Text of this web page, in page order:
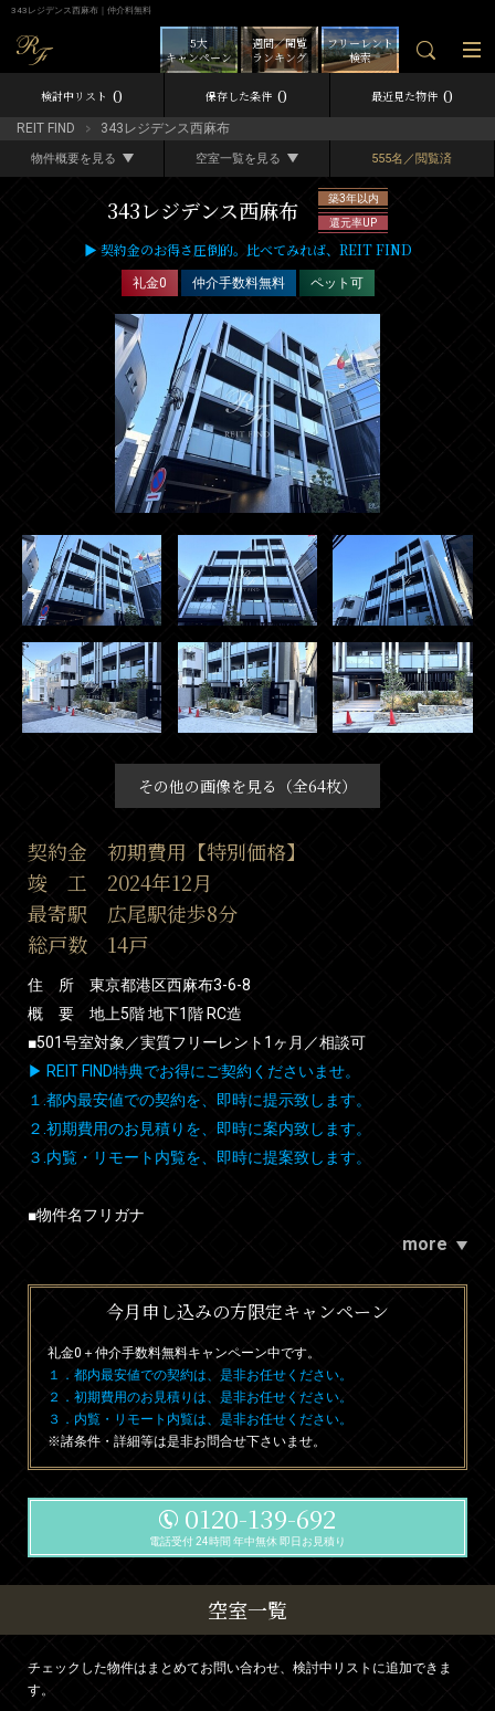
343レジデンス西麻布｜仲介料無料
フリーレント
検索
週間／閲覧
ランキング
5大
キャンペーン
検討中リスト 0 保存した条件 0 最近見た物件 0
REIT FIND 343レジデンス西麻布
物件概要を見る 空室一覧を見る 555名／閲覧済
343レジデンス西麻布
築3年以内
還元率UP
▶ 契約金のお得さ圧倒的。比べてみれば、REIT FIND
礼金0 仲介手数料無料 ペット可
その他の画像を見る（全64枚）
契約金 初期費用【特別価格】
竣 工 2024年12月
最寄駅 広尾駅徒歩8分
総戸数 14戸
住 所 東京都港区西麻布3-6-8
概 要 地上5階 地下1階 RC造
■501号室対象／実質フリーレント1ヶ月／相談可
▶ REIT FIND特典でお得にご契約くださいませ。
１.都内最安値での契約を、即時に提示致します。
２.初期費用のお見積りを、即時に案内致します。
３.内覧・リモート内覧を、即時に提案致します。
■物件名フリガナ
more
今月申し込みの方限定キャンペーン
礼金0 ＋仲介手数料無料キャンペーン中です。
１．都内最安値での契約は、是非お任せください。
２．初期費用のお見積りは、是非お任せください。
３．内覧・リモート内覧は、是非お任せください。
※諸条件・詳細等は是非お問合せ下さいませ。
0120-139-692
電話受付 24時間 年中無休 即日お見積り
空室一覧
チェックした物件はまとめてお問い合わせ、検討中リストに追加できま
す。